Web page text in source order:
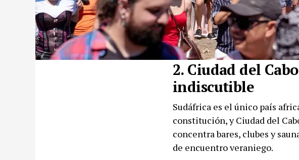
2. Ciudad del
indiscutible
Sudáfrica es el único país
constitución, y Ciudad del
concentra bares, clubes y
de encuentro veraniego.